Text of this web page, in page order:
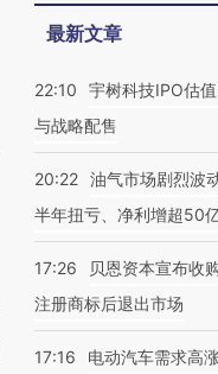
最新文章
22:10
宇树科技IPO估
与战略配售
20:22 油气市场剧烈波
半年扭亏、净利增超50
17:26
贝恩资本宣布收
注册商标后退出市场
17:16
电动汽车需求高